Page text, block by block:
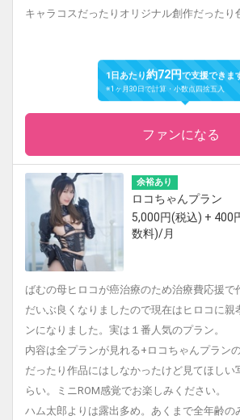
キャラコスだったりオリジナル創作だったり
1日あたり約72円 で支援できま
※1ヶ月30日で計算・小数点四捨五入
ファンになる
余裕あり
ロコちゃんプラン
5,000円(税込) + 400
数料)/月
ばむの母ヒロコが癌治療のため治療費応援で
だいぶ良くなりましたので現在はヒロコに親
ンになりました。実は１番人気のプラン。
内容は全プランが見れる+‪ロコちゃんプラン
だったり作品にはしなかったけど見てほしい
らい。ミニROM感覚でお楽しみください。
ハム太郎よりは露出多め。あくまで全年齢の